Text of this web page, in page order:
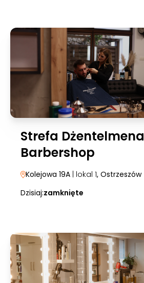
Strefa Dżentelmena
Barbershop
Kolejowa 19A | lokal 1, Ostrzeszów
Dzisiaj:zamknięte